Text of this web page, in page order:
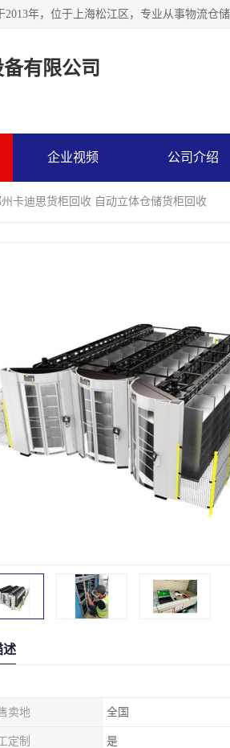
有限公司
企业视频 公司介绍
卡迪思货柜回收 自动立体仓储货柜回收
述
卖地 全国
定制 是